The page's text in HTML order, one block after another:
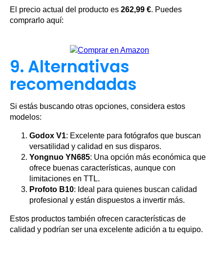
El precio actual del producto es 262,99 €. Puedes
comprarlo aquí:
9. Alternativas
recomendadas
Si estás buscando otras opciones, considera estos
modelos:
Godox V1: Excelente para fotógrafos que buscan
versatilidad y calidad en sus disparos.
Yongnuo YN685: Una opción más económica que
ofrece buenas características, aunque con
limitaciones en TTL.
Profoto B10: Ideal para quienes buscan calidad
profesional y están dispuestos a invertir más.
Estos productos también ofrecen características de
calidad y podrían ser una excelente adición a tu equipo.